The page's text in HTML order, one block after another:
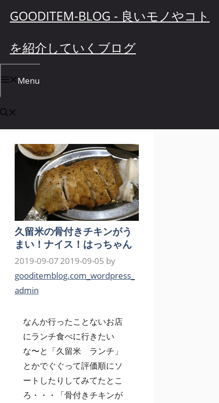
ツ
へ
ス
キ
GOODITEM-BLOG - 良いモノやコト
を紹介していくブログ
Menu
久留米の骨付きチキンがう
まい！ナイス！はっちゃん
2019-09-07 2019-09-05 by
gooditemblog.com_wordpress_
admin
なんか行ったことないお店
にランチ食べに行きたい
な〜と「久留米 ランチ」
とかでぐぐって評価順にソ
ートしたりしてみてたとこ
ろ・・・「骨付きチキンが